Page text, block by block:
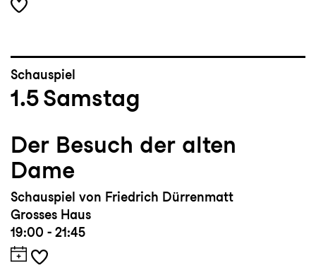
Schauspiel
1.5Samstag
Der Besuch der alten
Dame
Schauspiel von Friedrich Dürrenmatt
Grosses Haus
19:00 - 21:45